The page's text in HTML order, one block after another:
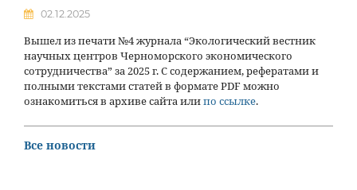
02.12.2025
Вышел из печати №4 журнала “Экологический вестник
научных центров Черноморского экономического
сотрудничества” за 2025 г. С содержанием, рефератами и
полными текстами статей в формате PDF можно
ознакомиться в архиве сайта илипо ссылке.
Все новости